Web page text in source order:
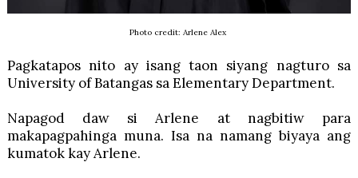
Photo credit: Arlene Alex
Pagkatapos nito ay isang taon siyang nagturo sa
University of Batangas sa Elementary Department.
Napagod daw si Arlene at nagbitiw para
makapagpahinga muna. Isa na namang biyaya ang
kumatok kay Arlene.